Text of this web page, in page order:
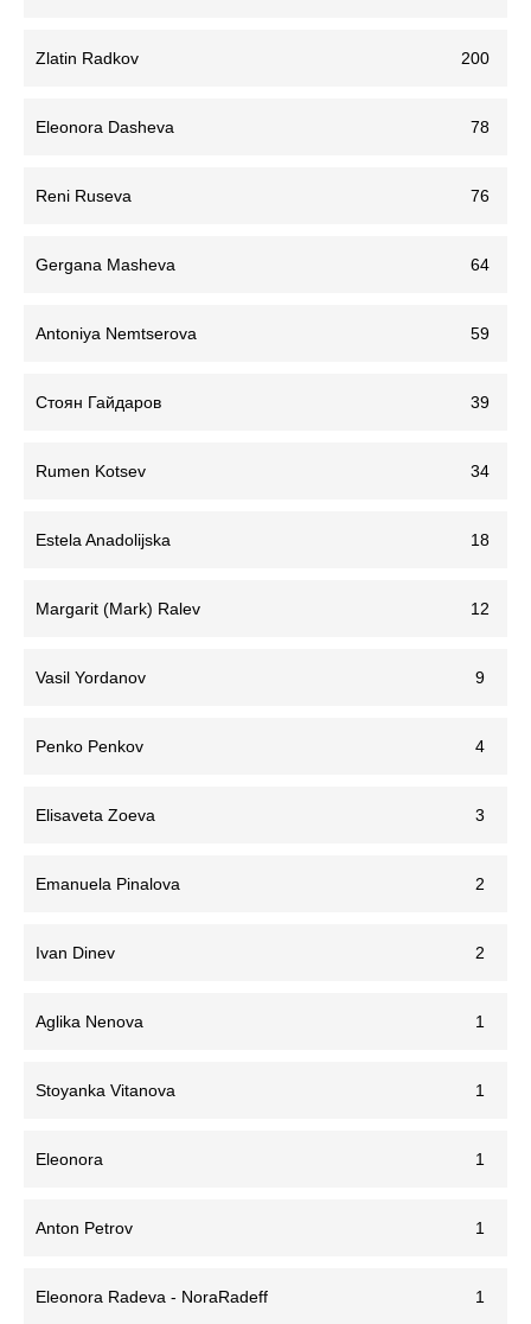
Zlatin Radkov 200
Eleonora Dasheva 78
Reni Ruseva 76
Gergana Masheva 64
Antoniya Nemtserova 59
Стоян Гайдаров 39
Rumen Kotsev 34
Estela Anadolijska 18
Margarit (Mark) Ralev 12
Vasil Yordanov 9
Penko Penkov 4
Elisaveta Zoeva 3
Emanuela Pinalova 2
Ivan Dinev 2
Aglika Nenova 1
Stoyanka Vitanova 1
Eleonora 1
Anton Petrov 1
Eleonora Radeva - NoraRadeff 1